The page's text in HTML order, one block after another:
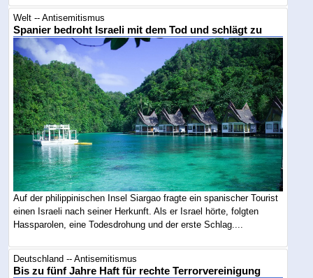
Welt -- Antisemitismus
Spanier bedroht Israeli mit dem Tod und schlägt zu
Auf der philippinischen Insel Siargao fragte ein spanischer Tourist
einen Israeli nach seiner Herkunft. Als er Israel hörte, folgten
Hassparolen, eine Todesdrohung und der erste Schlag....
Deutschland -- Antisemitismus
Bis zu fünf Jahre Haft für rechte Terrorvereinigung